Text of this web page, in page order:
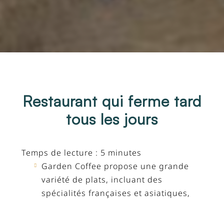
Restaurant qui ferme tard
tous les jours
Temps de lecture : 5 minutes
Garden Coffee propose une grande
variété de plats, incluant des
spécialités françaises et asiatiques,